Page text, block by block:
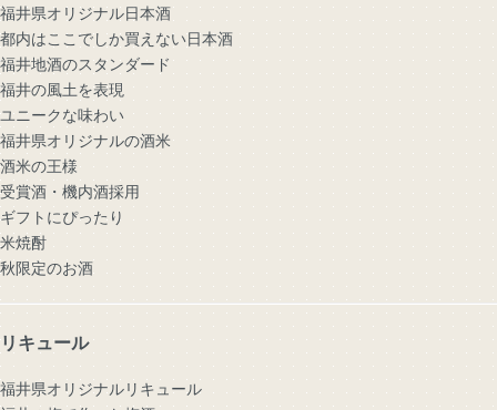
福井県オリジナル日本酒
都内はここでしか買えない日本酒
福井地酒のスタンダード
福井の風土を表現
ユニークな味わい
福井県オリジナルの酒米
酒米の王様
受賞酒・機内酒採用
ギフトにぴったり
米焼酎
秋限定のお酒
リキュール
福井県オリジナルリキュール